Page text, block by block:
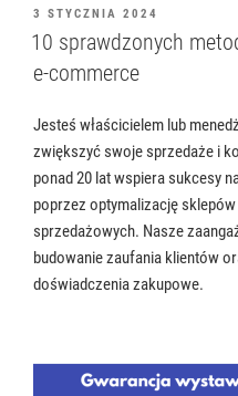
OPUBLIKOWANE
W
3 STYCZNIA 2024
10 sprawdzonych
e-commerce
Jesteś właścicielem lub
zwiększyć swoje sprzedaże i
ponad 20 lat wspiera sukcesy
poprzez optymalizację
sprzedażowych. Nasze
budowanie zaufania klientów
doświadczenia zakupowe.